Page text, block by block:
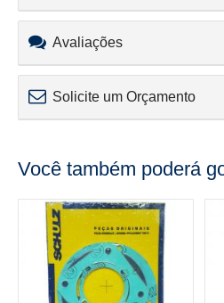
Avaliações
Solicite um Orçamento
Você também poderá